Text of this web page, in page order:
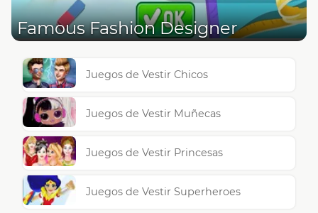
Famous Fashion Designer
Juegos de Vestir Chicos
Juegos de Vestir Muñecas
Juegos de Vestir Princesas
Juegos de Vestir Superheroes